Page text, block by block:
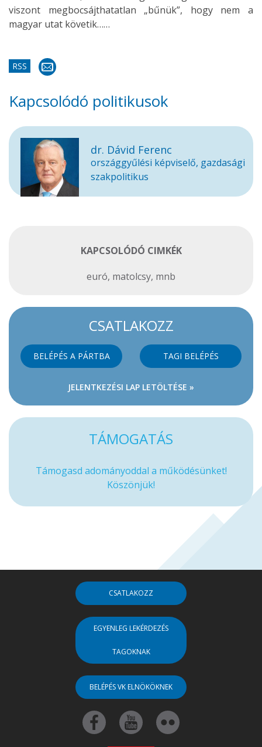
viszont megbocsájthatatlan „bűnük”, hogy nem a
magyar utat követik……
RSS
Kapcsolódó politikusok
dr. Dávid Ferenc
országgyűlési képviselő, gazdasági
szakpolitikus
KAPCSOLÓDÓ CIMKÉK
euró, matolcsy, mnb
CSATLAKOZZ
BELÉPÉS A PÁRTBA TAGI BELÉPÉS
JELENTKEZÉSI LAP LETÖLTÉSE »
TÁMOGATÁS
Támogasd adományoddal a működésünket!
Köszönjük!
CSATLAKOZZ
EGYENLEG LEKÉRDEZÉS
TAGOKNAK
BELÉPÉS VK ELNÖKÖKNEK